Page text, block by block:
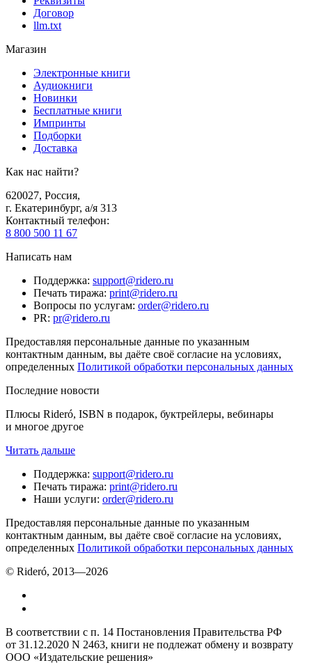
Договор
llm.txt
Магазин
Электронные книги
Аудиокниги
Новинки
Бесплатные книги
Импринты
Подборки
Доставка
Как нас найти?
620027, Россия,
г. Екатеринбург, а/я 313
Контактный телефон:
8 800 500 11 67
Написать нам
Поддержка: support@ridero.ru
Печать тиража: print@ridero.ru
Вопросы по услугам: order@ridero.ru
PR: pr@ridero.ru
Предоставляя персональные данные по указанным
контактным данным, вы даёте своё согласие на условиях,
определенных Политикой обработки персональных данных
Последние новости
Плюсы Rideró, ISBN в подарок, буктрейлеры, вебинары
и многое другое
Читать дальше
Поддержка: support@ridero.ru
Печать тиража: print@ridero.ru
Наши услуги: order@ridero.ru
Предоставляя персональные данные по указанным
контактным данным, вы даёте своё согласие на условиях,
определенных Политикой обработки персональных данных
© Rideró, 2013—2026
В соответствии с п. 14 Постановления Правительства РФ
от 31.12.2020 N 2463, книги не подлежат обмену и возврату
ООО «Издательские решения»